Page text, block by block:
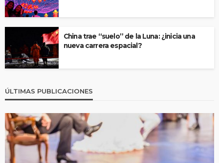
China trae “suelo” de la Luna: ¿inicia una
nueva carrera espacial?
ÚLTIMAS PUBLICACIONES